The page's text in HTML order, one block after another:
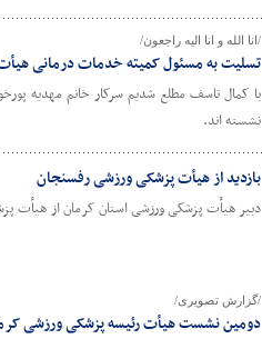
/انا الله و انا الیه راجعون/
تسلیت به مسئول کمیته خدمات درمانی
با کمال تاسف مطلع شدیم سرکار خانم مهدیه
نشسته اند.
بازدید از هیأت پزشکی ورزشی رفسنجان
دبیر هیأت پزشکی ورزشی استان کرمان از هیأت
/گزارش تصویری/
دومین نشست هیأت رئیسه پزشکی ورزشی